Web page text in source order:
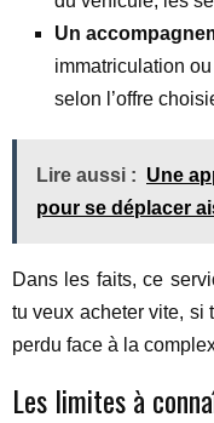
Un
immatriculation
selon l’offre
Lire aussi : Une
pour se déplacer
Dans les faits, ce
tu veux acheter vite, si
perdu face à la
Les limites à